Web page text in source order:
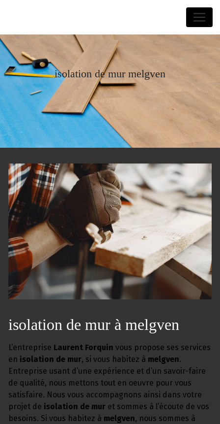
isolation de mur melgven
isolation de mur à melgven
L’entreprise Laurent Forquin vous propose ses services
en isolation de mur, si vous habitez à melgven.
Entreprise usant d’une expérience et d’un savoir-faire
de qualité, nous mettons tout en oeuvre pour vous
satisfaire. Nous vous accompagnons ainsi dans votre
projet de isolation de mur et sommes à l’écoute de vos
besoins. Si vous habitez à melgven, nous sommes à